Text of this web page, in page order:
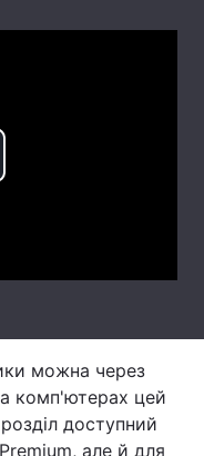
можна через
комп'ютерах цей
доступний
але й для